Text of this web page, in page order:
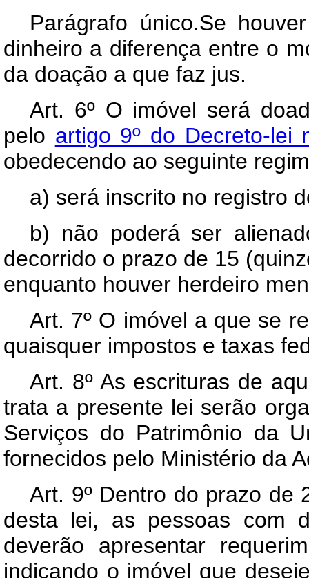
Parágrafo único.Se
dinheiro a diferença entre o
da doação a que faz jus.
Art. 6º O imóvel será
pelo artigo 9º do Decreto-lei
obedecendo ao seguinte
a) será inscrito no registro
b) não poderá ser
decorrido o prazo de 15
enquanto houver herdeiro
Art. 7º O imóvel a que se
quaisquer impostos e taxas
Art. 8º As escrituras de
trata a presente lei serão
Serviços do Patrimônio da
fornecidos pelo Ministério da
Art. 9º Dentro do prazo de
desta lei, as pessoas com
deverão apresentar
indicando o imóvel que